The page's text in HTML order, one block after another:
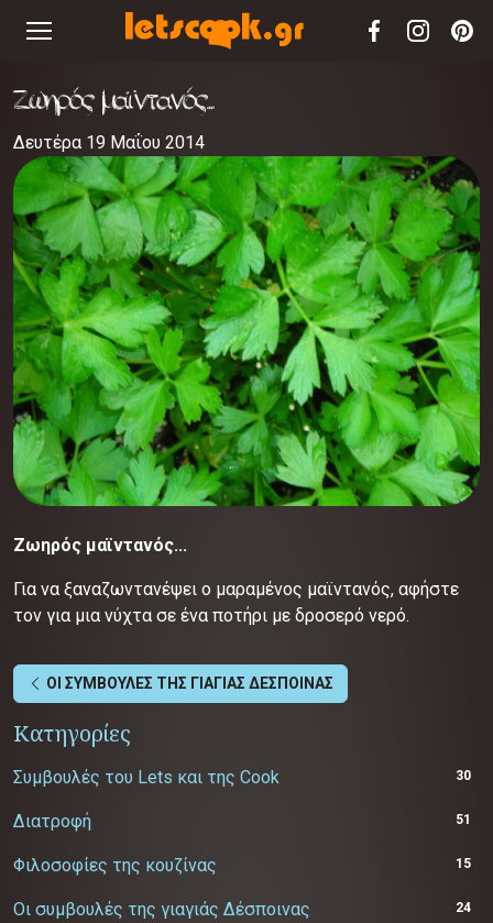
Ζωηρός μαϊντανός...
Δευτέρα 19 Μαΐου 2014
Ζωηρός μαϊντανός...
Για να ξαναζωντανέψει ο μαραμένος μαϊντανός, αφήστε
τον για μια νύχτα σε ένα ποτήρι με δροσερό νερό.
ΟΙ ΣΥΜΒΟΥΛΕΣ ΤΗΣ ΓΙΑΓΙΑΣ ΔΕΣΠΟΙΝΑΣ
Κατηγορίες
Συμβουλές του Lets και της Cook 30
Διατροφή 51
Φιλοσοφίες της κουζίνας 15
Οι συμβουλές της γιαγιάς Δέσποινας 24